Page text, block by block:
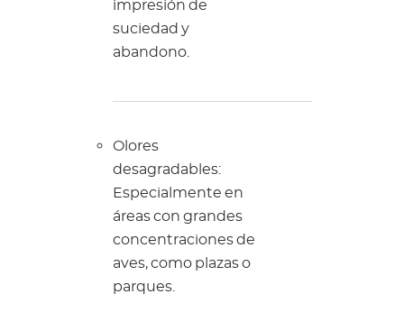
impresión de
suciedad y
abandono.
Olores
desagradables:
Especialmente en
áreas con grandes
concentraciones de
aves, como plazas o
parques.